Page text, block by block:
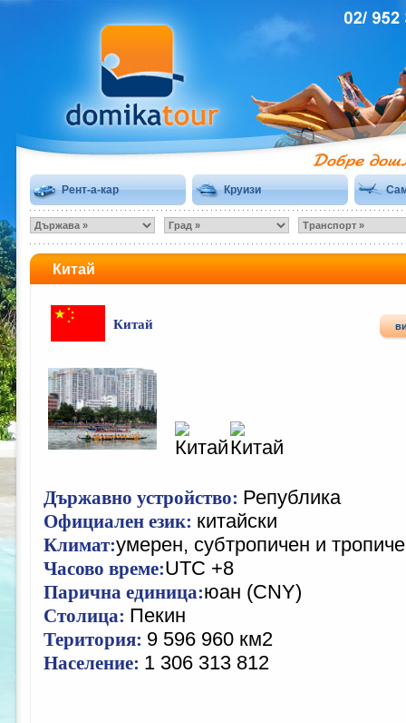
Рент-а-кар Круизи
Китай
Китай
Държавно устройство: Република
Официален език: китайски
Климат:умерен, субтропичен и
Часово време:UTC +8
Парична единица:юан (CNY)
Столица: Пекин
Територия: 9 596 960 км2
Население: 1 306 313 812